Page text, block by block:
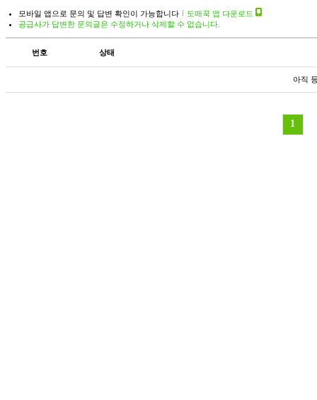
모바일 앱으로 문의 및 답변 확인이 가능합니다
도매꾹 앱 다운로드
공급사가 답변한 문의글은 수정하거나 삭제할 수 없습니다.
번호 상태
아직
1